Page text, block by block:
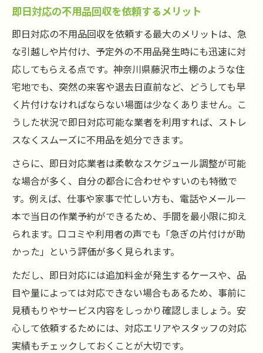
即日対応の不用品回収を依頼するメリット
即日対応の不用品回収を依頼する最大のメリットは、急
な引越しや片付け、予定外の不用品発生時にも迅速に対
応してもらえる点です。神奈川県藤沢市土棚のような住
宅地でも、突然の来客や退去日直前など、どうしても早
く片付けなければならない場面は少なくありません。こ
うした状況で即日対応可能な業者を利用すれば、ストレ
スなくスムーズに不用品を処分できます。
さらに、即日対応業者は柔軟なスケジュール調整が可能
な場合が多く、自分の都合に合わせやすいのも特徴で
す。例えば、仕事や家事で忙しい方も、電話やメール一
本で当日の作業予約ができるため、手間を最小限に抑え
られます。口コミや利用者の声でも「急ぎの片付けが助
かった」という評価が多く見られます。
ただし、即日対応には追加料金が発生するケースや、品
目や量によっては対応できない場合もあるため、事前に
見積もりやサービス内容をしっかり確認しましょう。安
心して依頼するためには、対応エリアやスタッフの対応
実績もチェックしておくことが大切です。